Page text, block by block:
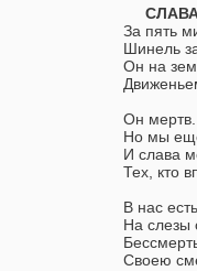
За пять
Шинель
Он на
Он мертв.
Но мы
И слава
Тех, кто
В нас
На слезы
Своею